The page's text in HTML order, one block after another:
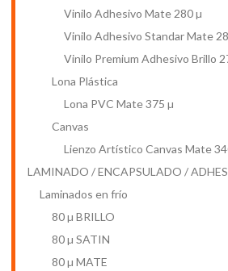
Vinilo Adhesivo Mate 280 µ
Vinilo Adhesivo Standar Mate
Vinilo Premium Adhesivo Brillo
Lona Plástica
Lona PVC Mate 375 µ
Canvas
Lienzo Artístico Canvas Mate
LAMINADO / ENCAPSULADO /
Laminados en frío
80 µ BRILLO
80 µ SATIN
80 µ MATE